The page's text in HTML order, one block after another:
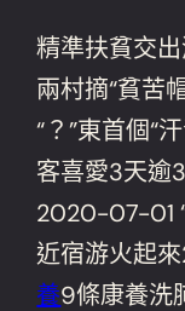
精準扶貧交
兩村摘“貧苦
“？”東首個“
客喜愛3天逾
2020-07-01
近宿游火起
養9條康養洗